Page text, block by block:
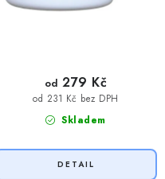
Skladem
od 231 Kč bez DPH
od 279 Kč